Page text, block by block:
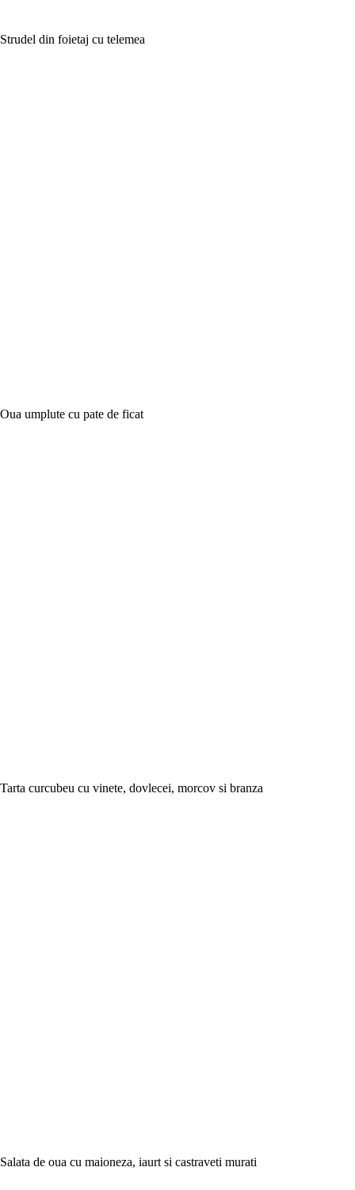
Strudel din foietaj cu telemea
Oua umplute cu pate de ficat
Tarta curcubeu cu vinete, dovlecei, morcov si branza
Salata de oua cu maioneza, iaurt si castraveti murati